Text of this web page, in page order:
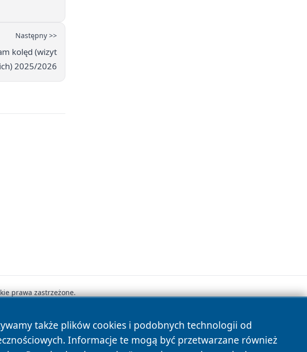
Następny >>
kolęd (wizyt
2025/2026
także plików cookies i podobnych technologii od
Informacje te mogą być przetwarzane również
prawa zastrzeżone.
Polityka Cookies